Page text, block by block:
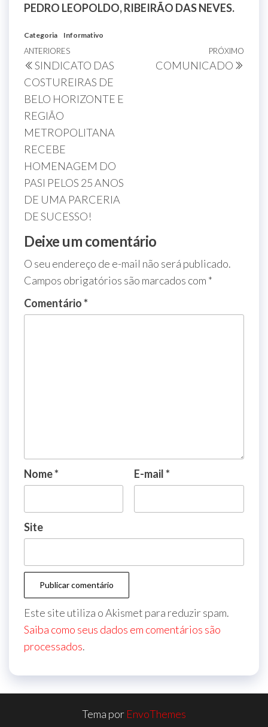
PEDRO LEOPOLDO, RIBEIRÃO DAS NEVES.
Categoria Informativo
ANTERIORES
SINDICATO DAS
COSTUREIRAS DE
BELO HORIZONTE E
REGIÃO
METROPOLITANA
RECEBE
HOMENAGEM DO
PASI PELOS 25 ANOS
DE UMA PARCERIA
DE SUCESSO!
PRÓXIMO
COMUNICADO
Deixe um comentário
O seu endereço de e-mail não será publicado.
Campos obrigatórios são marcados com *
Comentário*
Nome* E-mail*
Site
Este site utiliza o Akismet para reduzir spam.
Saiba como seus dados em comentários são
processados.
Tema por EnvoThemes